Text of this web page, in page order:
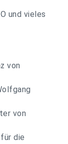
und vieles
von
von
die